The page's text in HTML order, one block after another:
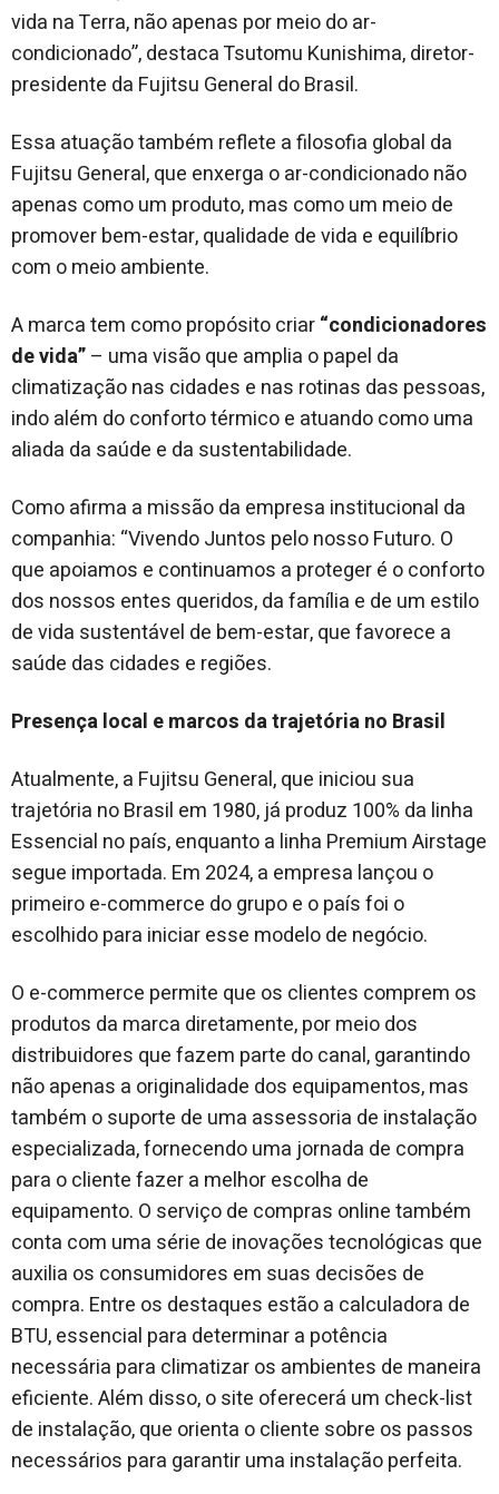
vida na Terra, não apenas por meio do ar-
condicionado”, destaca Tsutomu Kunishima, diretor-
presidente da Fujitsu General do Brasil.
Essa atuação também reflete a filosofia global da
Fujitsu General, que enxerga o ar-condicionado não
apenas como um produto, mas como um meio de
promover bem-estar, qualidade de vida e equilíbrio
com o meio ambiente.
A marca tem como propósito criar“condicionadores
de vida”– uma visão que amplia o papel da
climatização nas cidades e nas rotinas das pessoas,
indo além do conforto térmico e atuando como uma
aliada da saúde e da sustentabilidade.
Como afirma a missão da empresa institucional da
companhia: “Vivendo Juntos pelo nosso Futuro. O
que apoiamos e continuamos a proteger é o conforto
dos nossos entes queridos, da família e de um estilo
de vida sustentável de bem-estar, que favorece a
saúde das cidades e regiões.
Presença local e marcos da trajetória no Brasil
Atualmente, a Fujitsu General, que iniciou sua
trajetória no Brasil em 1980, já produz 100% da linha
Essencial no país, enquanto a linha Premium Airstage
segue importada. Em 2024, a empresa lançou o
primeiro e-commerce do grupo e o país foi o
escolhido para iniciar esse modelo de negócio.
O e-commerce permite que os clientes comprem os
produtos da marca diretamente, por meio dos
distribuidores que fazem parte do canal, garantindo
não apenas a originalidade dos equipamentos, mas
também o suporte de uma assessoria de instalação
especializada, fornecendo uma jornada de compra
para o cliente fazer a melhor escolha de
equipamento. O serviço de compras online também
conta com uma série de inovações tecnológicas que
auxilia os consumidores em suas decisões de
compra. Entre os destaques estão a calculadora de
BTU, essencial para determinar a potência
necessária para climatizar os ambientes de maneira
eficiente. Além disso, o site oferecerá um check-list
de instalação, que orienta o cliente sobre os passos
necessários para garantir uma instalação perfeita.